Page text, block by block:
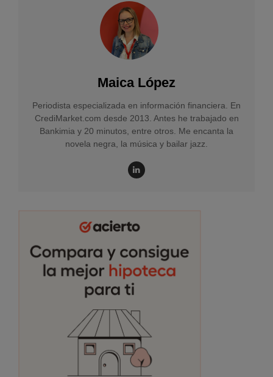
Maica López
Periodista especializada en información financiera. En
CrediMarket.com desde 2013. Antes he trabajado en
Bankimia y 20 minutos, entre otros. Me encanta la
novela negra, la música y bailar jazz.